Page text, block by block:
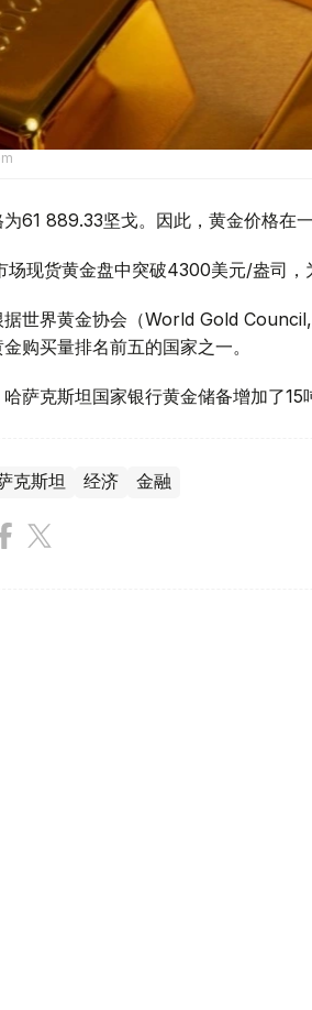
为61 889.33坚戈。因此，黄金价格在
现货黄金盘中突破4300美元/盎司，
据世界黄金协会（World Gold
购买量排名前五的国家之一。
萨克斯坦国家银行黄金储备增加了15
克斯坦 经济 金融